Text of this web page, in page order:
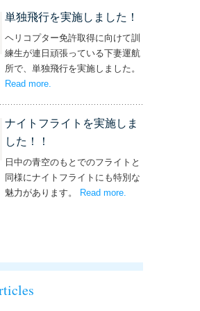
単独飛行を実施しました！
ヘリコプター免許取得に向けて訓
練生が連日頑張っている下妻運航
所で、単独飛行を実施しました。
Read more
ナイトフライトを実施しま
した！！
日中の青空のもとでのフライトと
同様にナイトフライトにも特別な
魅力があります。
Read more– ‘ナイトフライト
.